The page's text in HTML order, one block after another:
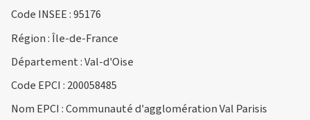
Code INSEE : 95176
Région : Île-de-France
Département : Val-d'Oise
Code EPCI : 200058485
Nom EPCI : Communauté d'agglomération Val Parisis